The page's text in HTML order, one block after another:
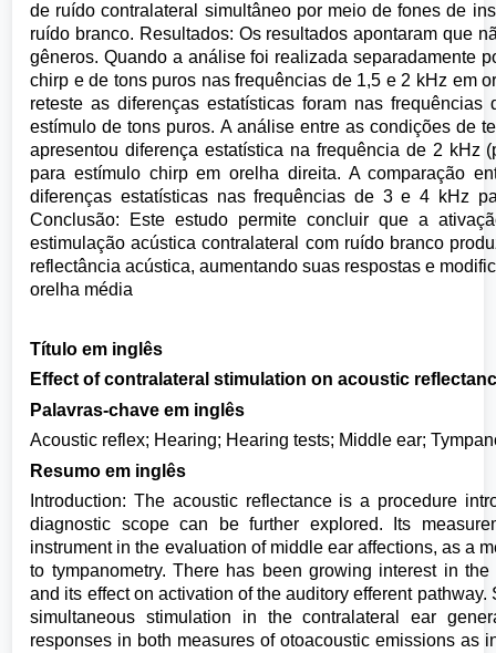
de ruído contralateral simultâneo por meio de fones de
ruído branco. Resultados: Os resultados apontaram que
gêneros. Quando a análise foi realizada separadamente
chirp e de tons puros nas frequências de 1,5 e 2 kHz em
reteste as diferenças estatísticas foram nas
estímulo de tons puros. A análise entre as condições de
apresentou diferença estatística na frequência de 2 kHz
para estímulo chirp em orelha direita. A comparação
diferenças estatísticas nas frequências de 3 e 4 kHz
Conclusão: Este estudo permite concluir que a
estimulação acústica contralateral com ruído branco
reflectância acústica, aumentando suas respostas e
orelha média
Título em inglês
Effect of contralateral stimulation on acoustic
Palavras-chave em inglês
Acoustic reflex; Hearing; Hearing tests; Middle ear;
Resumo em inglês
Introduction: The acoustic reflectance is a procedure
diagnostic scope can be further explored. Its
instrument in the evaluation of middle ear affections, as a
to tympanometry. There has been growing interest in
and its effect on activation of the auditory efferent
simultaneous stimulation in the contralateral ear
responses in both measures of otoacoustic emissions as